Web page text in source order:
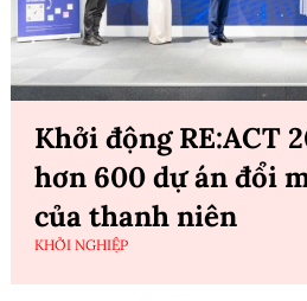
Khởi động RE:ACT
hơn 600 dự án đổi
của thanh niên
KHỞI NGHIỆP